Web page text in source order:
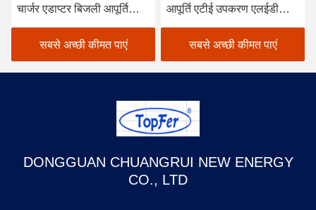
चार्जर एडाप्टर बिजली आपूर्ति
परीक्षण प्रणाली एटीएस एटीई
उपकरणसबसे अच्छी कीमत पाएं
आपूर्ति एटीई उपकरण एलईडी
चालक विद्युत आपूर्ति परीक्षण
प्रणालीसबसे अच्छी कीमत पाएं
DONGGUAN CHUANGRUI NEW ENERGY
CO., LTD